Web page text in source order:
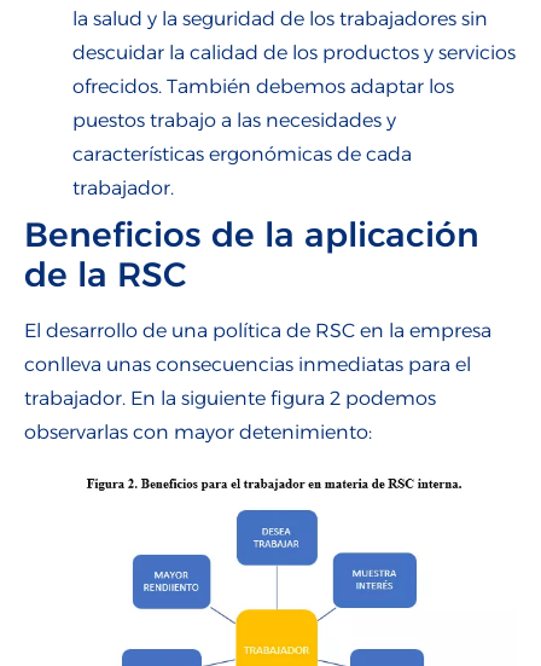
la salud y la seguridad de los trabajadores sin
descuidar la calidad de los productos y servicios
ofrecidos. También debemos adaptar los
puestos trabajo a las necesidades y
características ergonómicas de cada
trabajador.
Beneficios de la aplicación
de la RSC
El desarrollo de una política de RSC en la empresa
conlleva unas consecuencias inmediatas para el
trabajador. En la siguiente figura 2 podemos
observarlas con mayor detenimiento: